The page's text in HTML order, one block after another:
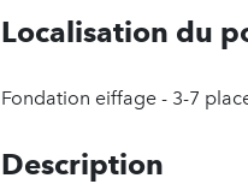
Localisation du
Fondation eiffage - 3-7
Description